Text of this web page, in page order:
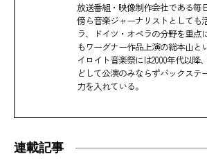
放送番組・映像制作会社である毎
傍ら音楽ジャーナリストとしても
ラ、ドイツ・オペラの分野を重点
もワーグナー作品上演の総本山と
イロイト音楽祭には2000年代以降
どして公演のみならずバックステ
力を入れている。
連載記事